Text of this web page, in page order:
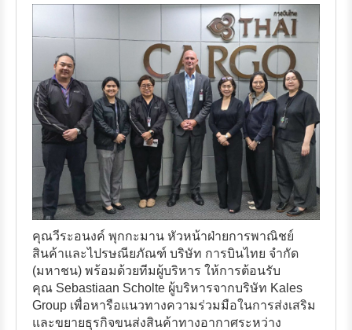
คำถามที่พบบ่อย
เกี่ยวกับไทยคาร์โก้
ติดต่อเรา
สนใจใช้บริการ
คุณวีระอนงค์ พุกกะมาน หัวหน้าฝ่ายการพาณิชย์
สินค้าและไปรษณียภัณฑ์ บริษัท การบินไทย จำกัด
(มหาชน) พร้อมด้วยทีมผู้บริหาร ให้การต้อนรับ
คุณ Sebastiaan Scholte ผู้บริหารจากบริษัท Kales
Group เพื่อหารือแนวทางความร่วมมือในการส่งเสริม
และขยายธุรกิจขนส่งสินค้าทางอากาศระหว่าง